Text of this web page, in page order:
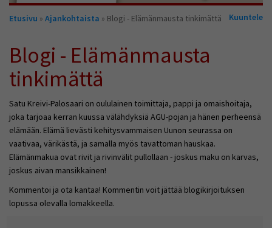
Olet
Etusivu » Ajankohtaista » Blogi - Elämänmausta tinkimättä Kuuntele
Blogi - Elämänmausta
tinkimättä
Satu Kreivi-Palosaari on oululainen toimittaja, pappi ja omaishoitaja,
joka tarjoaa kerran kuussa välähdyksiä AGU-pojan ja hänen perheensä
elämään. Elämä lievästi kehitysvammaisen Uunon seurassa on
vaativaa, värikästä, ja samalla myös tavattoman hauskaa.
Elämänmakua ovat rivit ja rivinvälit pullollaan - joskus maku on karvas,
joskus aivan mansikkainen!
Kommentoi ja ota kantaa! Kommentin voit jättää blogikirjoituksen
lopussa olevalla lomakkeella.